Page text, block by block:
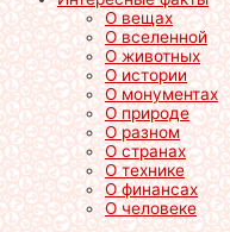
О вещах
О вселенной
О животных
О истории
О монументах
О природе
О разном
О странах
О технике
О финансах
О человеке